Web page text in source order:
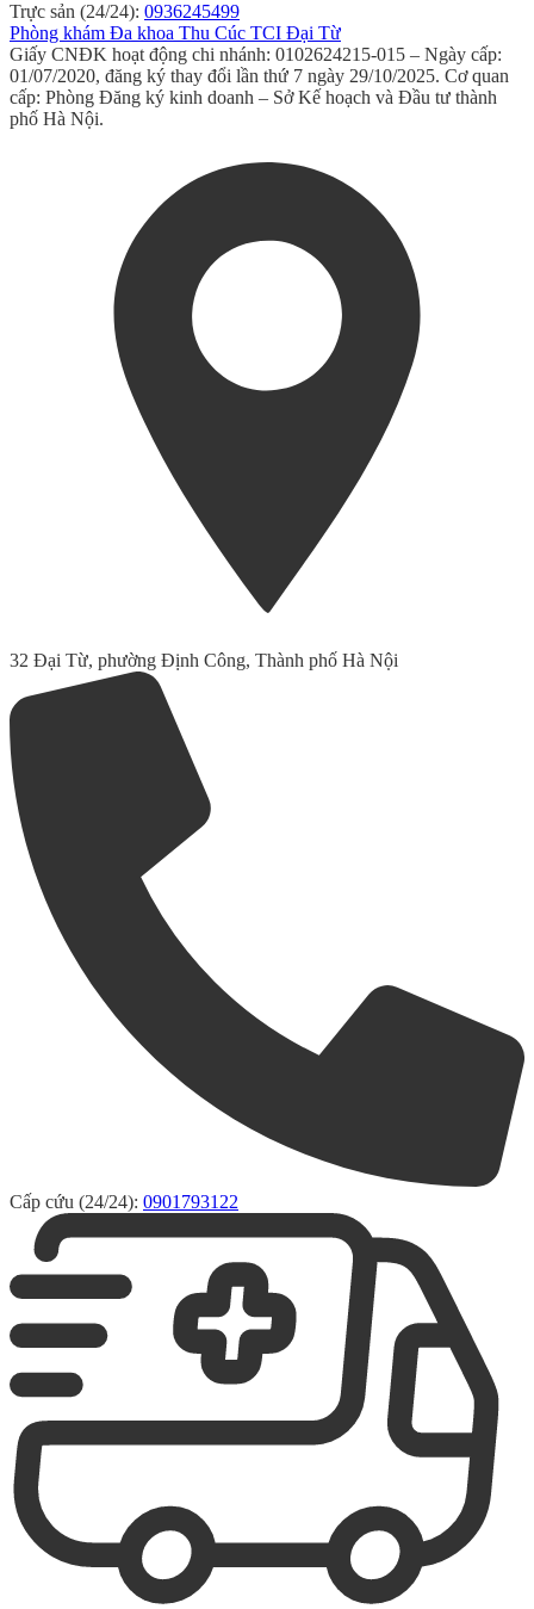
Trực sản (24/24): 0936245499
Phòng khám Đa khoa Thu Cúc TCI Đại Từ
Giấy CNĐK hoạt động chi nhánh: 0102624215-015 – Ngày cấp:
01/07/2020, đăng ký thay đổi lần thứ 7 ngày 29/10/2025. Cơ quan
cấp: Phòng Đăng ký kinh doanh – Sở Kế hoạch và Đầu tư thành
phố Hà Nội.
32 Đại Từ, phường Định Công, Thành phố Hà Nội
Cấp cứu (24/24): 0901793122